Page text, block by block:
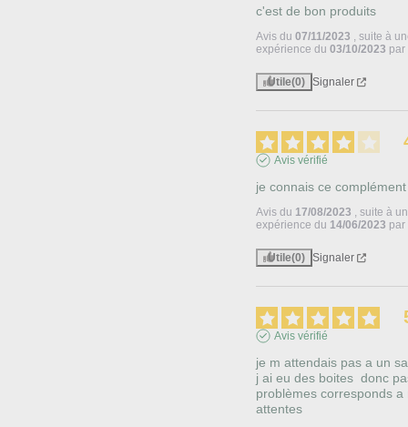
c'est de bon produits
Avis du07/11/2023 , suite à
expérience du03/10/2023 par
Utile(0) Signaler
Avis vérifié
je connais ce complément
Avis du 17/08/2023 , suite à
expérience du 14/06/2023 par
Utile(0) Signaler
Avis vérifié
je m attendais pas a un
j ai eu des boites  donc
problèmes corresponds a
attentes